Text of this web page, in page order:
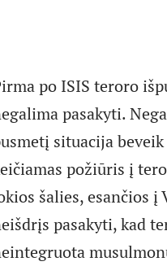
po ISIS teroro
pasakyti.
situacija
požiūris į
šalies, esančios į
pasakyti, kad